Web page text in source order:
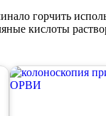
горчить
кислоты